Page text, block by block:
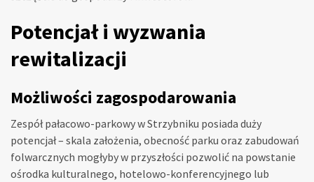
Potencjał i wyzwania
rewitalizacji
Możliwości zagospodarowania
Zespół pałacowo-parkowy w Strzybniku posiada duży
potencjał – skala założenia, obecność parku oraz zabudowań
folwarcznych mogłyby w przyszłości pozwolić na powstanie
ośrodka kulturalnego, hotelowo-konferencyjnego lub